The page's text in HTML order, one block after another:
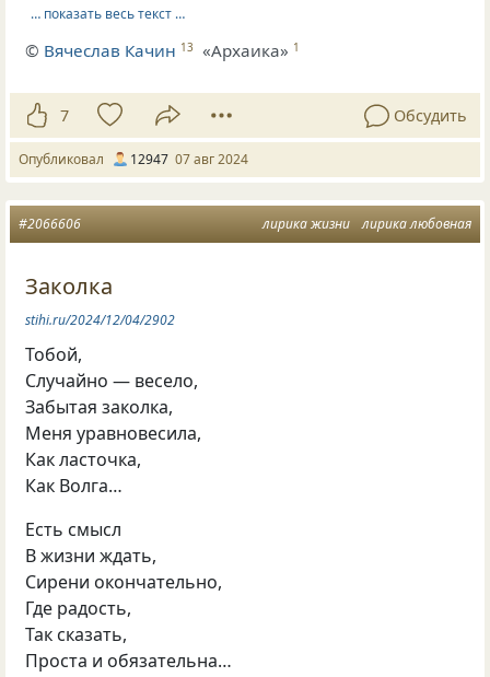
… показать весь текст …
© Вячеслав Качин 13 «Архаика» 1
7 Обсудить
Опубликовал 12947 07 авг 2024
лирика жизни лирика любовная
#2066606
Заколка
stihi.ru/2024/12/04/2902
Тобой,
Случайно — весело,
Забытая заколка,
Меня уравновесила,
Как ласточка,
Как Волга…
Есть смысл
В жизни ждать,
Сирени окончательно,
Где радость,
Так сказать,
Проста и обязательна…